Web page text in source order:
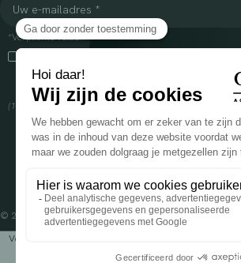
*Verplichte velden
Door dit vakje aan te vinken, ga ik ermee
om mij commerciële informatie te sturen over
over het beheer van uw gegevens en uw rechten,
(1) Coopération pharmaceutique Française, RCS
© 2024 OENOBIOL PARIS
Voedingssupplement dat moet worden